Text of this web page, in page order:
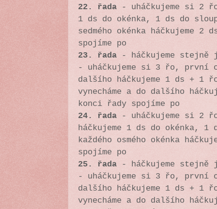
22. řada
- uháčkujeme si 2
1 ds do okénka, 1 ds do
sedmého okénka háčkujeme 2
spojíme po
23. řada - háčkujeme stejně
- uháčkujeme si 3 řo, první
dalšího háčkujeme 1 ds + 1
vynecháme a do dalšího
konci řady spojíme po
24. řada
- uháčkujeme si 2
háčkujeme 1 ds do okénka, 1
každého osmého okénka
spojíme po
25. řada - háčkujeme stejně
- uháčkujeme si 3 řo, první
dalšího háčkujeme 1 ds + 1
vynecháme a do dalšího